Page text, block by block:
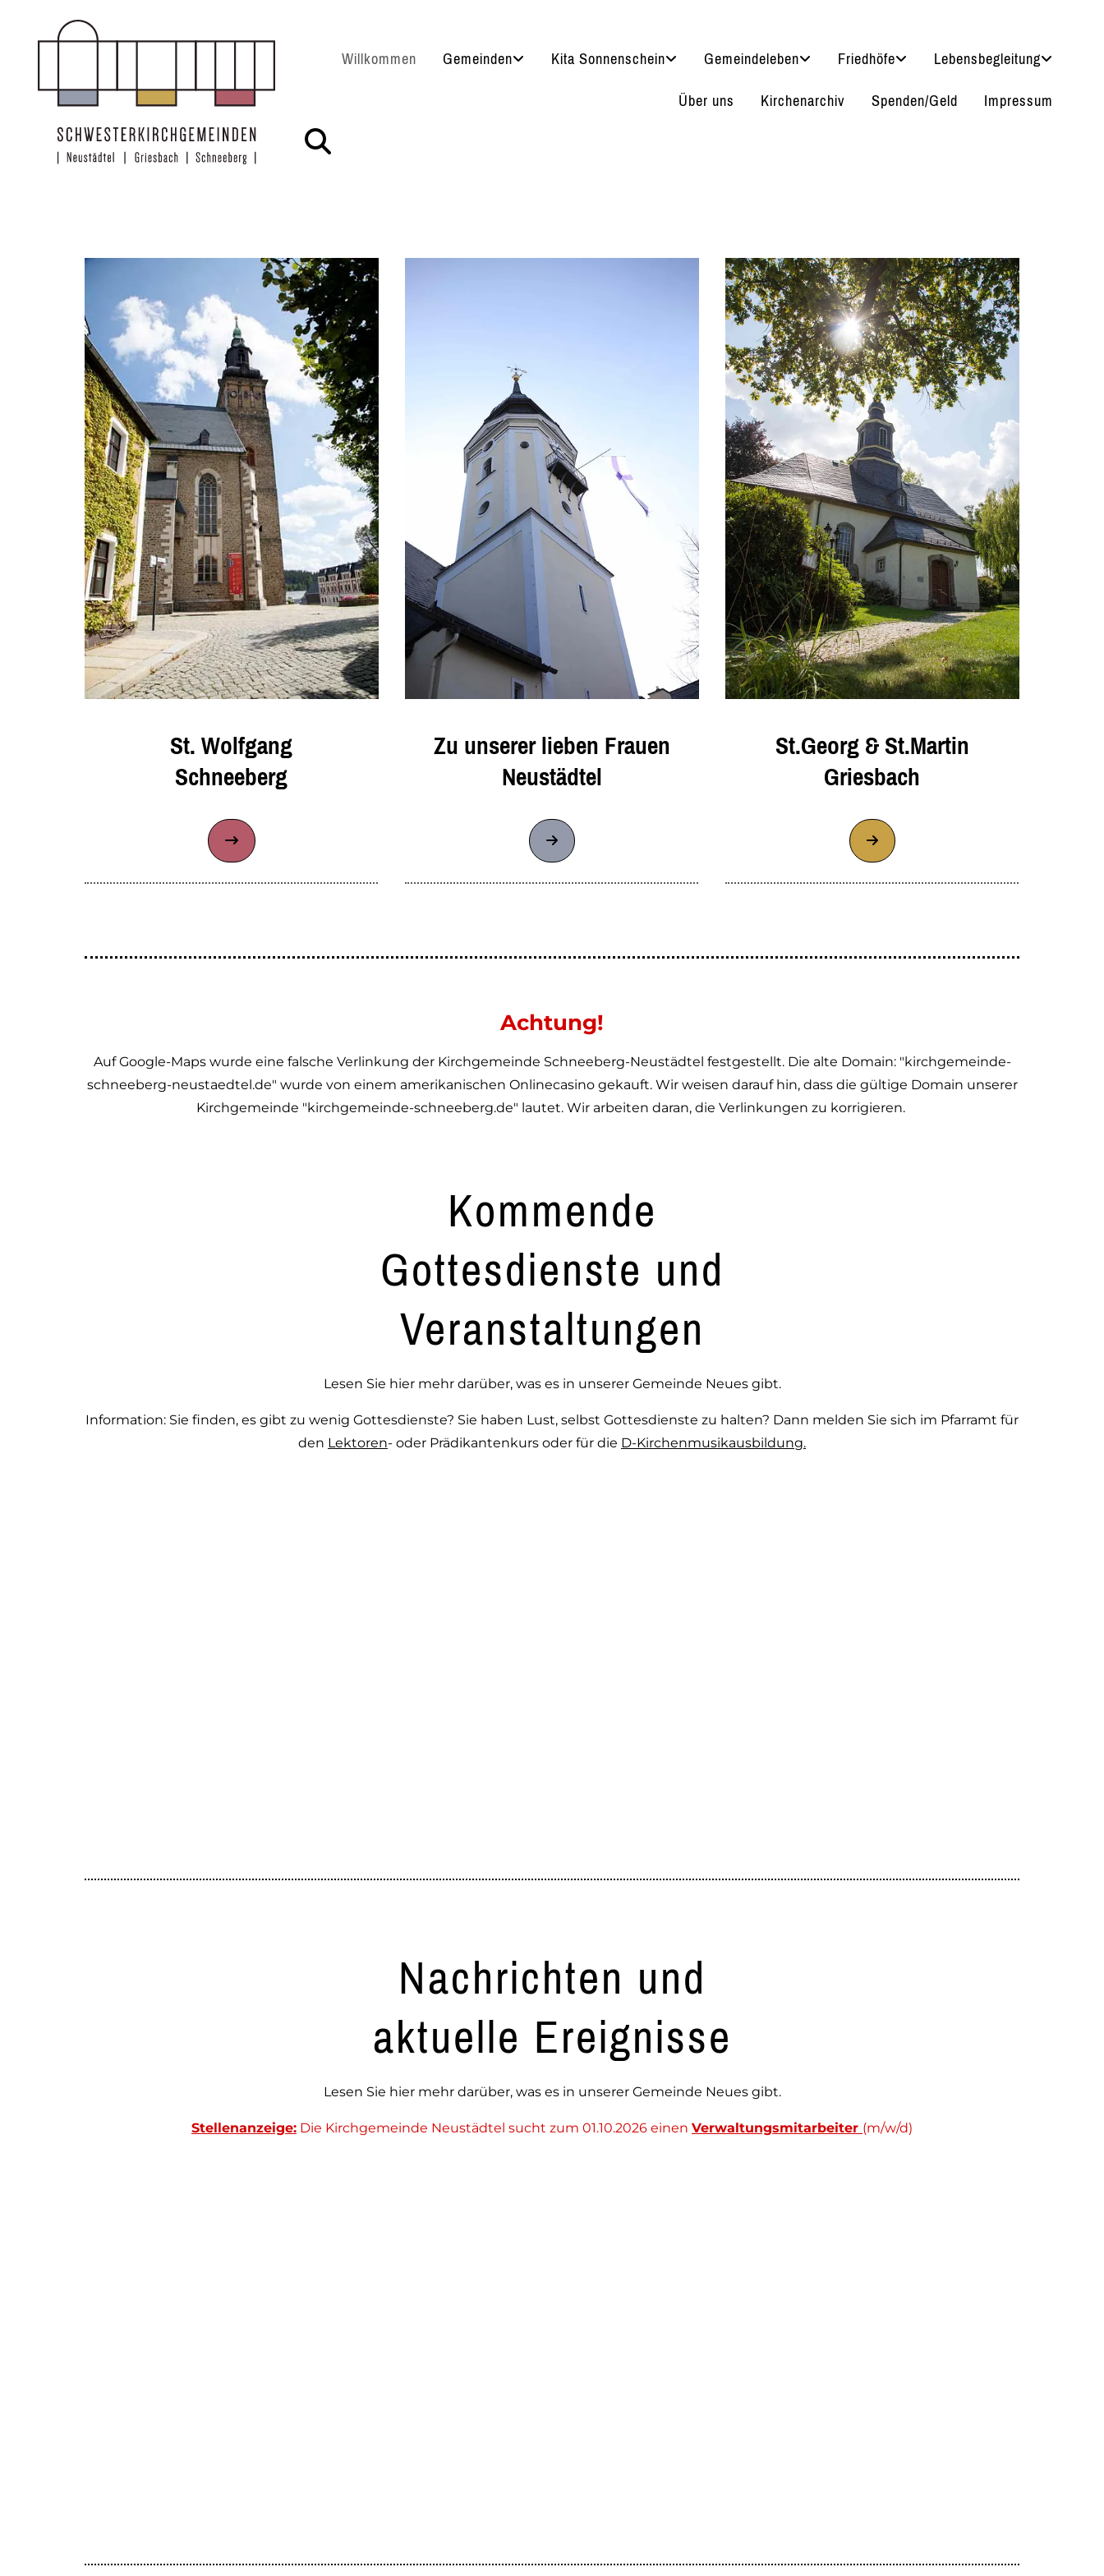
Zum Inhalt springen
Willkommen Gemeinden Kita Sonnenschein Gemeindeleben Friedhöfe
Lebensbegleitung
Über uns
Kirchenarchiv Spenden/Geld Impressum
St. Wolfgang
Schneeberg
Zu unserer lieben Frauen
Neustädtel
St.Georg &St.Martin
Griesbach
Achtung!
Auf Google-Maps wurde eine falsche Verlinkung der Kirchgemeinde Schneeberg-Neustädtel festgestellt. Die alte Domain: "kirchgemeinde-
schneeberg-neustaedtel.de" wurde von einem amerikanischen Onlinecasino gekauft. Wir weisen darauf hin, dass die gültige Domain unserer
Kirchgemeinde "kirchgemeinde-schneeberg.de" lautet. Wir arbeiten daran, die Verlinkungen zu korrigieren.
Kommende
Gottesdienste und
Veranstaltungen
Lesen Sie hier mehr darüber, was es in unserer Gemeinde Neues gibt.
Information: Sie finden, es gibt zu wenig Gottesdienste? Sie haben Lust, selbst Gottesdienste zu halten? Dann melden Sie sich im Pfarramt für
den Lektoren- oder Prädikantenkurs oder für die D-Kirchenmusikausbildung.
Nachrichten und
aktuelle Ereignisse
Lesen Sie hier mehr darüber, was es in unserer Gemeinde Neues gibt.
Stellenanzeige: Die Kirchgemeinde Neustädtel sucht zum 01.10.2026 einen Verwaltungsmitarbeiter (m/w/d)